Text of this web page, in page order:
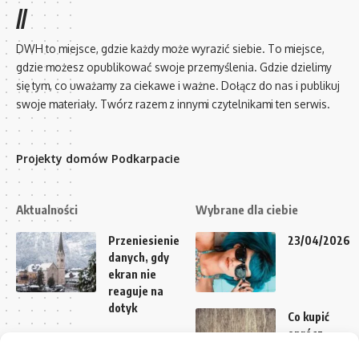
//
DWH to miejsce, gdzie każdy może wyrazić siebie. To miejsce,
gdzie możesz opublikować swoje przemyślenia. Gdzie dzielimy
się tym, co uważamy za ciekawe i ważne. Dołącz do nas i publikuj
swoje materiały. Twórz razem z innymi czytelnikami ten serwis.
Projekty domów Podkarpacie
Aktualności
Przeniesienie
danych, gdy
ekran nie
reaguje na
dotyk
Wybrane dla ciebie
23/04/2026
Co kupić
oprócz